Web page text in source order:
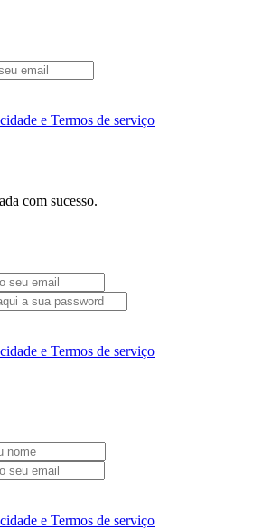
e Termos de serviço
com sucesso.
e Termos de serviço
e Termos de serviço